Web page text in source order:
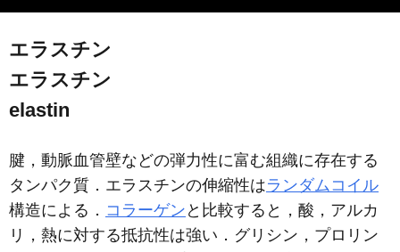
エラスチン
エラスチン
elastin
腱，動脈血管壁などの弾力性に富む組織に存在する
タンパク質．エラスチンの伸縮性はランダムコイル
構造による． コラーゲン と比較すると，酸，アルカ
リ，熱に対する抵抗性は強い．グリシン，プロリン